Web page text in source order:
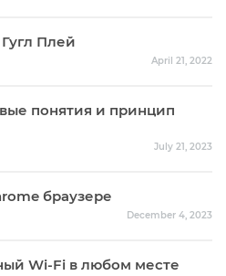
Плей
April 21, 2022
понятия и принцип
July 21, 2023
браузере
December 4, 2023
Wi-Fi в любом месте